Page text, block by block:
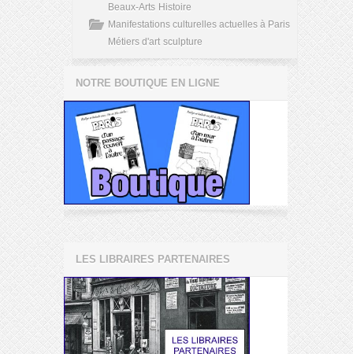
Beaux-Arts Histoire
Manifestations culturelles actuelles à Paris
Métiers d'art sculpture
NOTRE BOUTIQUE EN LIGNE
LES LIBRAIRES PARTENAIRES